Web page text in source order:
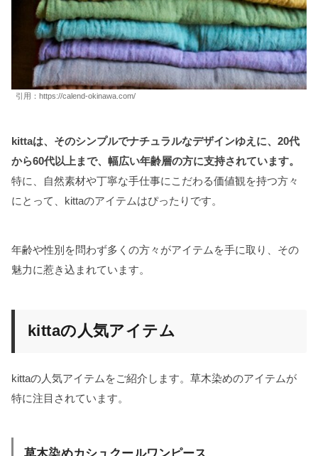
引用：https://calend-okinawa.com/
kittaは、そのシンプルでナチュラルなデザインゆえに、20代
から60代以上まで、幅広い年齢層の方に支持されています。
特に、自然素材や丁寧な手仕事にこだわる価値観を持つ方々
にとって、kittaのアイテムはぴったりです。
年齢や性別を問わず多くの方々がアイテムを手に取り、その
魅力に惹き込まれています。
kittaの人気アイテム
kittaの人気アイテムをご紹介します。草木染めのアイテムが
特に注目されています。
草木染めカシュクールワンピース